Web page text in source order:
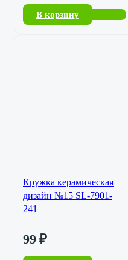
В корзину
Кружка керамическая
дизайн №15 SL-7901-
241
99 ₽